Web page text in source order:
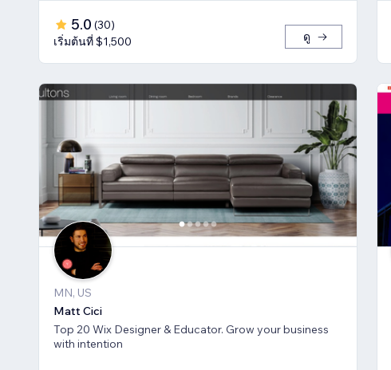
5.0 (30)
เริ่มต้นที่ $1,500
ดู
MN, US
Matt Cici
Top 20 Wix Designer & Educator. Grow your business
with intention